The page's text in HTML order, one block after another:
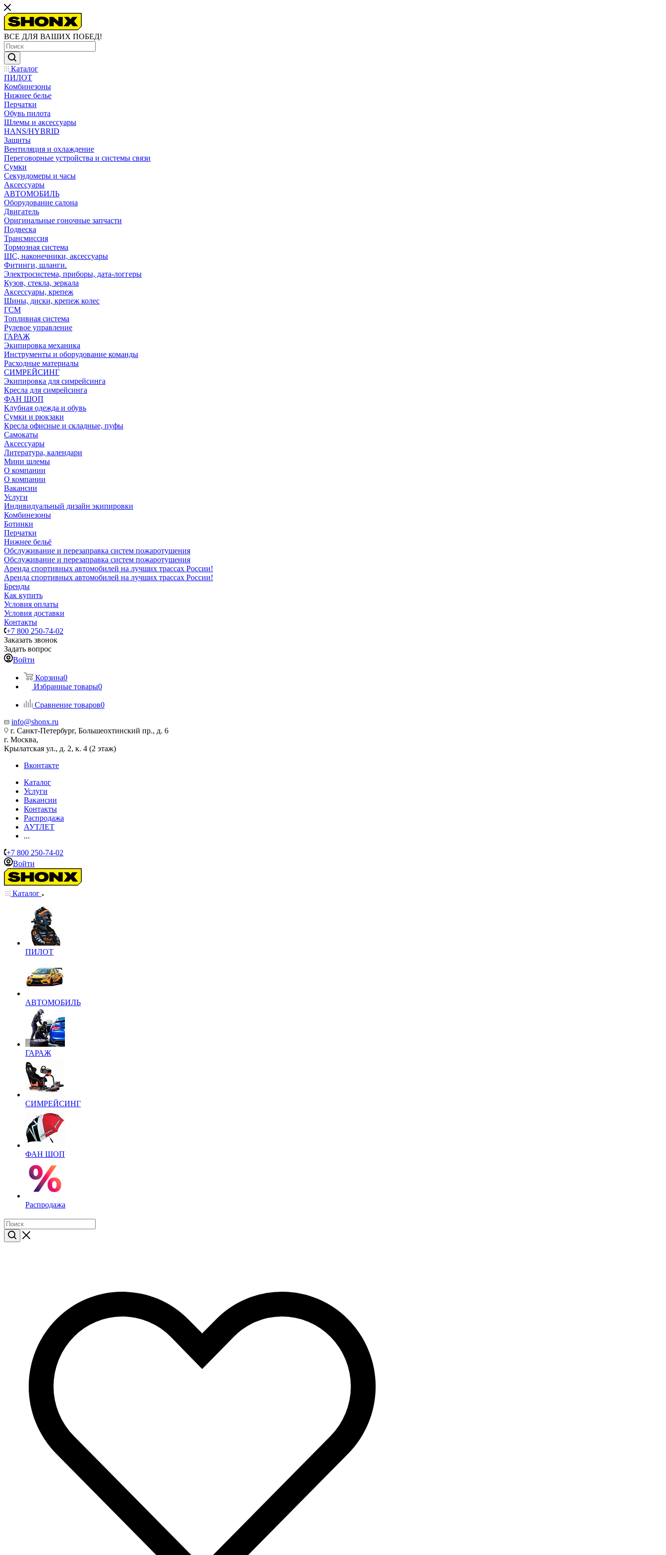
ВСЕ ДЛЯ ВАШИХ ПОБЕД!
Каталог
ПИЛОТ
Комбинезоны
Нижнее белье
Перчатки
Обувь пилота
Шлемы и аксессуары
HANS/HYBRID
Защиты
Вентиляция и охлаждение
Переговорные устройства и системы связи
Сумки
Секундомеры и часы
Аксессуары
АВТОМОБИЛЬ
Оборудование салона
Двигатель
Оригинальные гоночные запчасти
Подвеска
Трансмиссия
Тормозная система
ШС, наконечники, аксессуары
Фитинги, шланги.
Электросистема, приборы, дата-логгеры
Кузов, стекла, зеркала
Аксессуары, крепеж
Шины, диски, крепеж колес
ГСМ
Топливная система
Рулевое управление
ГАРАЖ
Экипировка механика
Инструменты и оборудование команды
Расходные материалы
СИМРЕЙСИНГ
Экипировка для симрейсинга
Кресла для симрейсинга
ФАН ШОП
Клубная одежда и обувь
Сумки и рюкзаки
Кресла офисные и складные, пуфы
Самокаты
Аксессуары
Литература, календари
Мини шлемы
О компании
О компании
Вакансии
Услуги
Индивидуальный дизайн экипировки
Комбинезоны
Ботинки
Перчатки
Нижнее бельё
Обслуживание и перезаправка систем пожаротушения
Обслуживание и перезаправка систем пожаротушения
Аренда спортивных автомобилей на лучших трассах России!
Аренда спортивных автомобилей на лучших трассах России!
Бренды
Как купить
Условия оплаты
Условия доставки
Контакты
+7 800 250-74-02
Заказать звонок
Задать вопрос
Войти
Корзина0
Избранные товары0
Сравнение товаров0
info@shonx.ru
г. Санкт-Петербург, Большеохтинский пр., д. 6
г. Москва,
Крылатская ул., д. 2, к. 4 (2 этаж)
Вконтакте
Каталог
Услуги
Вакансии
Контакты
Распродажа
АУТЛЕТ
...
+7 800 250-74-02
Войти
Каталог
ПИЛОТ
АВТОМОБИЛЬ
ГАРАЖ
СИМРЕЙСИНГ
ФАН ШОП
Распродажа